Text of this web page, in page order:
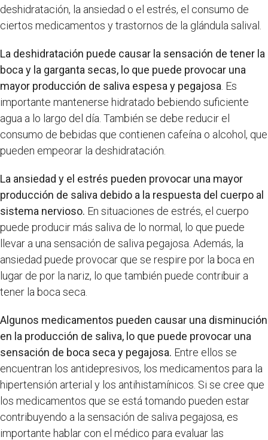
deshidratación, la ansiedad o el estrés, el consumo de
ciertos medicamentos y trastornos de la glándula salival.
La deshidratación puede causar la sensación de tener la
boca y la garganta secas, lo que puede provocar una
mayor producción de saliva espesa y pegajosa . Es
importante mantenerse hidratado bebiendo suficiente
agua a lo largo del día. También se debe reducir el
consumo de bebidas que contienen cafeína o alcohol, que
pueden empeorar la deshidratación.
La ansiedad y el estrés pueden provocar una mayor
producción de saliva debido a la respuesta del cuerpo al
sistema nervioso. En situaciones de estrés, el cuerpo
puede producir más saliva de lo normal, lo que puede
llevar a una sensación de saliva pegajosa. Además, la
ansiedad puede provocar que se respire por la boca en
lugar de por la nariz, lo que también puede contribuir a
tener la boca seca.
Algunos medicamentos pueden causar una disminución
en la producción de saliva, lo que puede provocar una
sensación de boca seca y pegajosa. Entre ellos se
encuentran los antidepresivos, los medicamentos para la
hipertensión arterial y los antihistamínicos. Si se cree que
los medicamentos que se está tomando pueden estar
contribuyendo a la sensación de saliva pegajosa, es
importante hablar con el médico para evaluar las